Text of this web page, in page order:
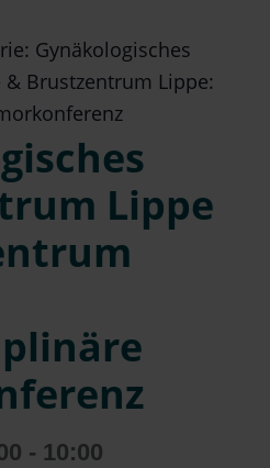
Gynäkologisches
Brustzentrum Lippe:
Lippe
- 10:00